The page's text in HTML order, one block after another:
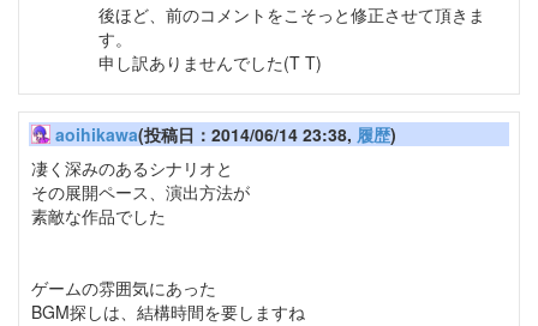
後ほど、前のコメントをこそっと修正させて頂きま
す。
申し訳ありませんでした(T T)
aoihikawa(投稿日：2014/06/14 23:38, 履歴)
凄く深みのあるシナリオと
その展開ペース、演出方法が
素敵な作品でした
ゲームの雰囲気にあった
BGM探しは、結構時間を要しますね